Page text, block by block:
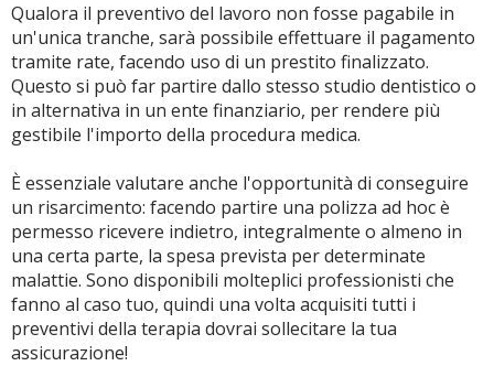
Qualora il preventivo del lavoro non fosse pagabile in
un'unica tranche, sarà possibile effettuare il pagamento
tramite rate, facendo uso di un prestito finalizzato.
Questo si può far partire dallo stesso studio dentistico o
in alternativa in un ente finanziario, per rendere più
gestibile l'importo della procedura medica.
È essenziale valutare anche l'opportunità di conseguire
un risarcimento: facendo partire una polizza ad hoc è
permesso ricevere indietro, integralmente o almeno in
una certa parte, la spesa prevista per determinate
malattie. Sono disponibili molteplici professionisti che
fanno al caso tuo, quindi una volta acquisiti tutti i
preventivi della terapia dovrai sollecitare la tua
assicurazione!